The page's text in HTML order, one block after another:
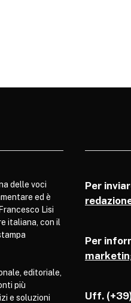
delle voci
ed è
Lisi
italiana, con il
editoriale,
più
e soluzioni
Per
Per
Uff.